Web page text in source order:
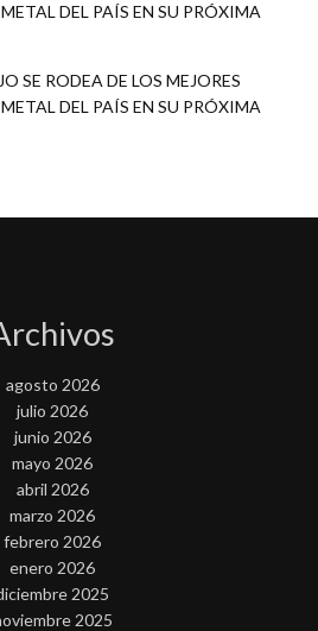
DEL PAÍS EN SU PRÓXIMA
SE RODEA DE LOS MEJORES
DEL PAÍS EN SU PRÓXIMA
agosto 2026
julio 2026
junio 2026
mayo 2026
abril 2026
marzo 2026
febrero 2026
enero 2026
2025
2025